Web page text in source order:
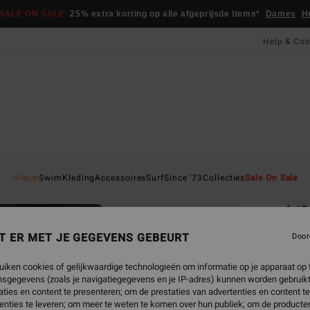
SALE ON SALE 25% extra korting op alle afgeprijsde items* Dames
Help &
NieuwSwimKledingAccessoiresSurfSince '73CollectiesSale On Sale
4/
ECO-
€
SALE
ER MET JE GEGEVENS GEBEURT
cookies of gelijkwaardige technologieën om informatie op je apparaat
(zoals je navigatiegegevens en je IP-adres) kunnen worden
en content te presenteren; om de prestaties van advertenties en content
te leveren; om meer te weten te komen over hun publiek; om de